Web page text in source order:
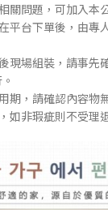
關問題，可加入本
平台下單後，由專
現場組裝，請事先
期，請確認內容物
如非瑕疵則不受理